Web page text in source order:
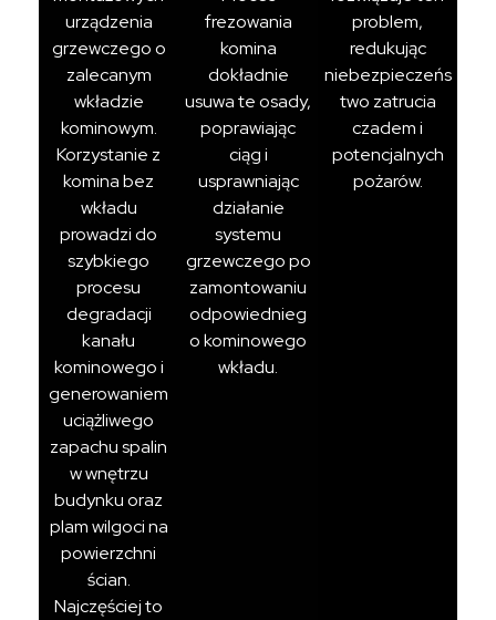
urządzenia
grzewczego o
zalecanym
wkładzie
kominowym.
Korzystanie z
komina bez
wkładu
prowadzi do
szybkiego
procesu
degradacji
kanału
kominowego i
generowaniem
uciążliwego
zapachu spalin
w wnętrzu
budynku oraz
plam wilgoci na
powierzchni
ścian.
Najczęściej to
frezowania
komina
dokładnie
usuwa te osady,
poprawiając
ciąg i
usprawniając
działanie
systemu
grzewczego po
zamontowaniu
odpowiednieg
o kominowego
wkładu.
problem,
redukując
niebezpieczeńs
two zatrucia
czadem i
potencjalnych
pożarów.